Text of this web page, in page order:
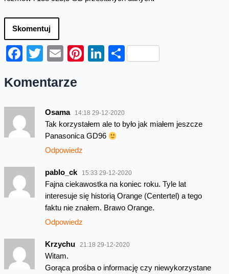
Skomentuj
Facebook
Twitter
EmailPinterest
LinkedIn
Share
Komentarze
Osama 14:18 29-12-2020
Tak korzystałem ale to było jak miałem jeszcze
Panasonica GD96
Odpowiedz
pablo_ck 15:33 29-12-2020
Fajna ciekawostka na koniec roku. Tyle lat
interesuje się historią Orange (Centertel) a tego
faktu nie znałem. Brawo Orange.
Odpowiedz
Krzychu 21:18 29-12-2020
Witam.
Gorąca prośba o informację czy niewykorzystane